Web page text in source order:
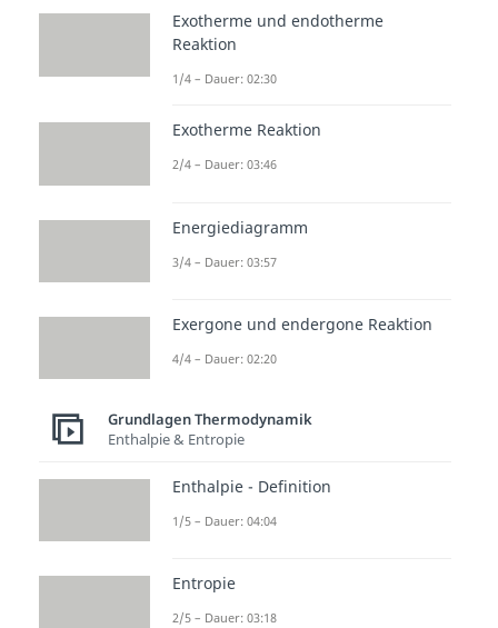
Exotherme und endotherme
Reaktion
1/4 – Dauer: 02:30
Exotherme Reaktion
2/4 – Dauer: 03:46
Energiediagramm
3/4 – Dauer: 03:57
Exergone und endergone Reaktion
4/4 – Dauer: 02:20
Grundlagen Thermodynamik
Enthalpie & Entropie
Enthalpie - Definition
1/5 – Dauer: 04:04
Entropie
2/5 – Dauer: 03:18